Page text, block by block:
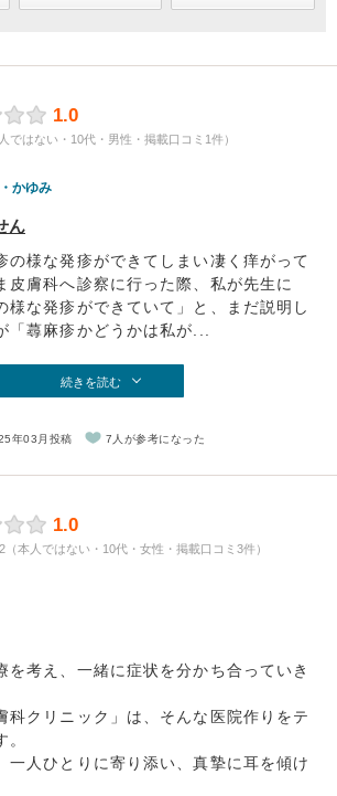
1.0
ではない・10代・男性・掲載口コミ1件）
かゆみ
ん
の様な発疹ができてしまい凄く痒がって
皮膚科へ診察に行った際、私が先生に
様な発疹ができていて」と、まだ説明し
「蕁麻疹かどうかは私が...
続きを読む
年03月投稿 7人が参考になった
1.0
（本人ではない・10代・女性・掲載口コミ3件）
を考え、一緒に症状を分かち合っていき
科クリニック」は、そんな医院作りをテ
一人ひとりに寄り添い、真摯に耳を傾け